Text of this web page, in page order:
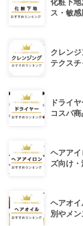
化粧下
ス・敏
クレン
テクスチ
ドライ
コスパ商
ヘアア
ズ向け
ヘアオ
別やメン